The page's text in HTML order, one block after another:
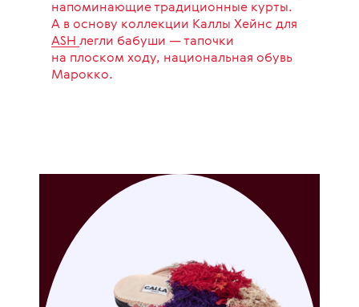
напоминающие традиционные курты.
А в основу коллекции Каллы Хейнс для
ASH легли бабуши — тапочки
на плоском ходу, национальная обувь
Марокко.